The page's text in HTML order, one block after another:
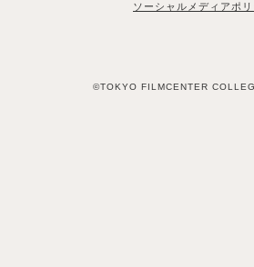
ソーシャルメディアポリ
©TOKYO FILMCENTER